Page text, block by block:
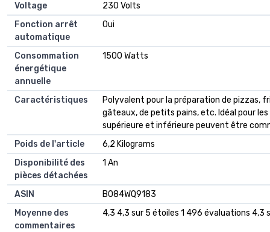
Voltage
‎230 Volts
Fonction arrêt
automatique
‎Oui
Consommation
énergétique
annuelle
‎1500 Watts
Caractéristiques
‎Polyvalent pour la préparation de pizzas,
gâteaux, de petits pains, etc. Idéal pour
supérieure et inférieure peuvent être
Poids de l'article
‎6,2 Kilograms
Disponibilité des
pièces détachées
‎1 An
ASIN
B084WQ9183
Moyenne des
commentaires
4,3 4,3 sur 5 étoiles 1 496 évaluations 4,3